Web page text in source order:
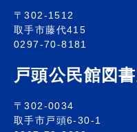
〒302-1512
取手市藤代415
0297-70-8181
戸頭公民館図
〒302-0034
取手市戸頭6-30-1